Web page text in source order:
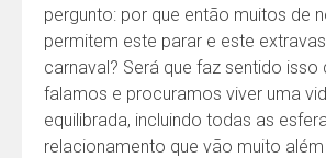
pergunto: por que então muitos de
permitem este parar e este
carnaval? Será que faz sentido isso
falamos e procuramos viver uma
equilibrada, incluindo todas as
relacionamento que vão muito